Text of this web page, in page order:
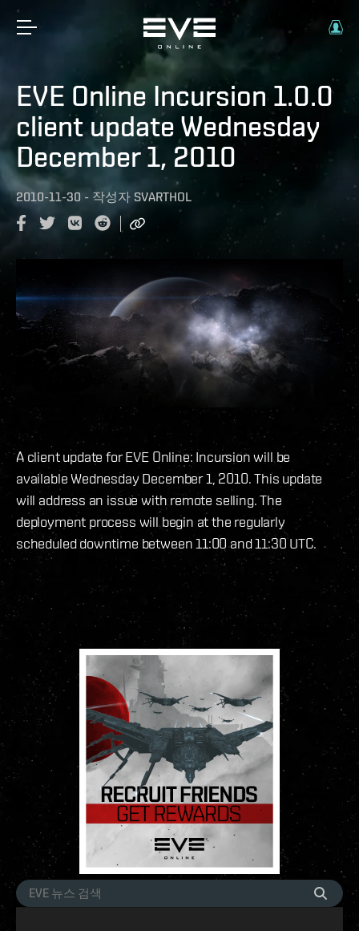
EVE Online Incursion 1.0.0
client update Wednesday
December 1, 2010
2010-11-30 - 작성자 SVARTHOL
A client update for EVE Online: Incursion will be
available Wednesday December 1, 2010. This update
will address an issue with remote selling. The
deployment process will begin at the regularly
scheduled downtime between 11:00 and 11:30 UTC.